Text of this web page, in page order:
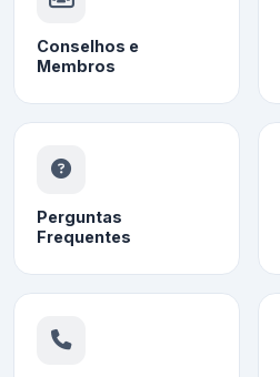
Conselhos e
Membros
Perguntas
Frequentes